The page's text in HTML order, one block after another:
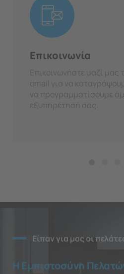
Επικοινωνία
Επικοινωνήστε μαζί
email για να
να προγραμματίσουμε
εξυπηρέτησή σας.
Είπαν για μας οι
Η Εμπιστοσύνη